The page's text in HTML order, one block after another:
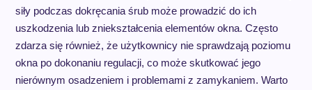
siły podczas dokręcania śrub może prowadzić do ich
uszkodzenia lub zniekształcenia elementów okna. Często
zdarza się również, że użytkownicy nie sprawdzają poziomu
okna po dokonaniu regulacji, co może skutkować jego
nierównym osadzeniem i problemami z zamykaniem. Warto